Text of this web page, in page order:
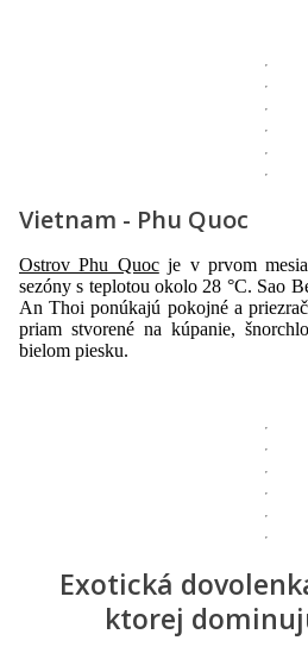
Vietnam - Phu Quoc
Ostrov Phu Quocje v prvom
sezóny s teplotou okolo 28 °C. Sao
An Thoi ponúkajú pokojné a
priam stvorené na kúpanie,
bielom piesku.
Exotická
ktorej